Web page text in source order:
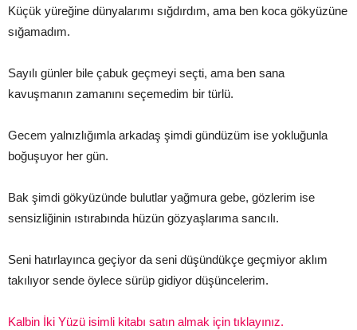
Küçük yüreğine dünyalarımı sığdırdım, ama ben koca gökyüzüne
sığamadım.
Sayılı günler bile çabuk geçmeyi seçti, ama ben sana
kavuşmanın zamanını seçemedim bir türlü.
Gecem yalnızlığımla arkadaş şimdi gündüzüm ise yokluğunla
boğuşuyor her gün.
Bak şimdi gökyüzünde bulutlar yağmura gebe, gözlerim ise
sensizliğinin ıstırabında hüzün gözyaşlarıma sancılı.
Seni hatırlayınca geçiyor da seni düşündükçe geçmiyor aklım
takılıyor sende öylece sürüp gidiyor düşüncelerim.
Kalbin İki Yüzü isimli kitabı satın almak için tıklayınız.